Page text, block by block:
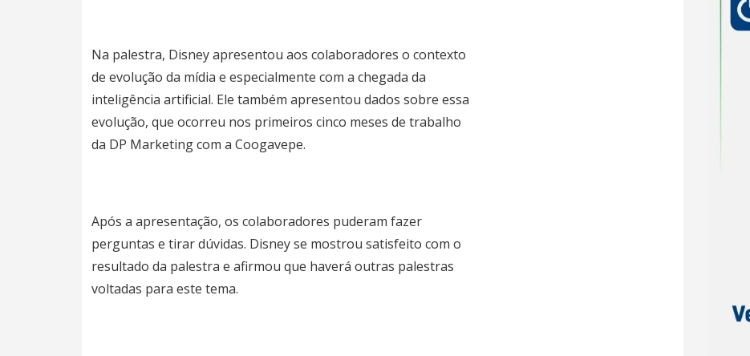
Na palestra, Disney apresentou aos colaboradores o contexto
de evolução da mídia e especialmente com a chegada da
inteligência artificial. Ele também apresentou dados sobre essa
evolução, que ocorreu nos primeiros cinco meses de trabalho
da DP Marketing com a Coogavepe.
Após a apresentação, os colaboradores puderam fazer
perguntas e tirar dúvidas. Disney se mostrou satisfeito com o
resultado da palestra e afirmou que haverá outras palestras
voltadas para este tema.